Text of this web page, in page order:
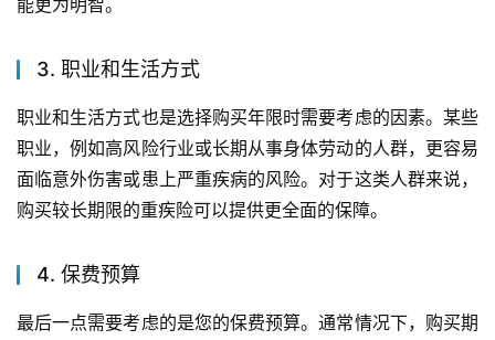
3. 职业和生活方式
职业和生活方式也是选择购买年限时需要考虑的因素。某些
职业，例如高风险行业或长期从事身体劳动的人群，更容易
面临意外伤害或患上严重疾病的风险。对于这类人群来说，
购买较长期限的重疾险可以提供更全面的保障。
4. 保费预算
最后一点需要考虑的是您的保费预算。通常情况下，购买期